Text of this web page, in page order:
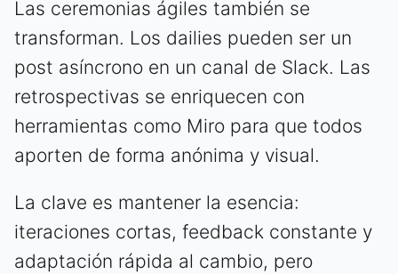
Las ceremonias ágiles también se
transforman. Los dailies pueden ser un
post asíncrono en un canal de Slack. Las
retrospectivas se enriquecen con
herramientas como Miro para que todos
aporten de forma anónima y visual.
La clave es mantener la esencia:
iteraciones cortas, feedback constante y
adaptación rápida al cambio, pero